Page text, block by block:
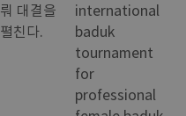
뤄 대결을
펼친다.
international
baduk
tournament
for
professional